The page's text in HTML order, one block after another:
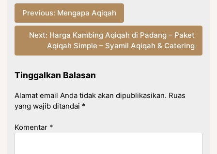
Navigasi
pos
Previous: Mengapa Aqiqah
Next: Harga Kambing Aqiqah di Padang – Paket
Aqiqah Simple – Syamil Aqiqah & Catering
Tinggalkan Balasan
Alamat email Anda tidak akan dipublikasikan. Ruas
yang wajib ditandai *
Komentar *